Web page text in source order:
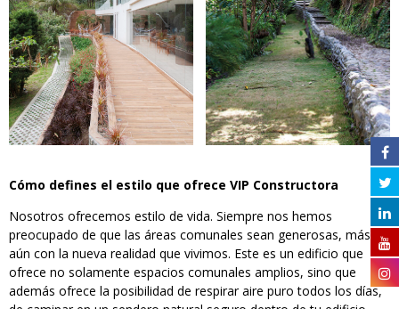
Cómo defines el estilo que ofrece VIP Constructora
Nosotros ofrecemos estilo de vida. Siempre nos hemos
preocupado de que las áreas comunales sean generosas, más
aún con la nueva realidad que vivimos. Este es un edificio que
ofrece no solamente espacios comunales amplios, sino que
además ofrece la posibilidad de respirar aire puro todos los días,